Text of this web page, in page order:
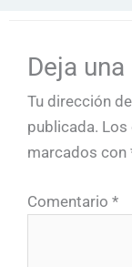
Deja
Tu dirección
publicada. Los
marcados con
Comentario *